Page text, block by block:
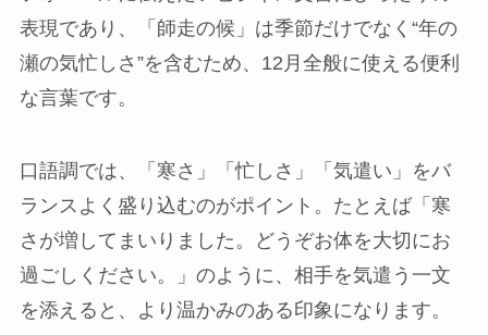
表現であり、「師走の候」は季節だけでなく“年の
瀬の気忙しさ”を含むため、12月全般に使える便利
な言葉です。
口語調では、「寒さ」「忙しさ」「気遣い」をバ
ランスよく盛り込むのがポイント。たとえば「寒
さが増してまいりました。どうぞお体を大切にお
過ごしください。」のように、相手を気遣う一文
を添えると、より温かみのある印象になります。